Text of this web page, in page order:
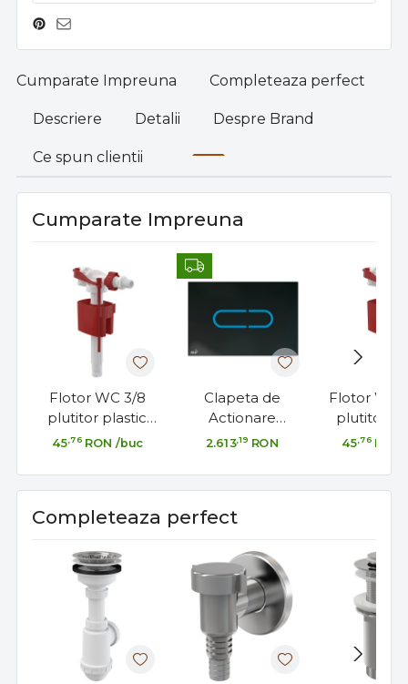
Cumparate Impreuna Completeaza perfect
Descriere Detalii Despre Brand
Ce spun clientii
Cumparate Impreuna
Flotor WC 3/8
plutitor plastic
alimentare laterală
45 ,76 RON /buc
Clapeta de
Actionare
Alcaplast TOUCH-
LIGHT
2.613 ,19 RON
Flotor WC
plutitor
alimentare
45 ,76 RON
Completeaza perfect